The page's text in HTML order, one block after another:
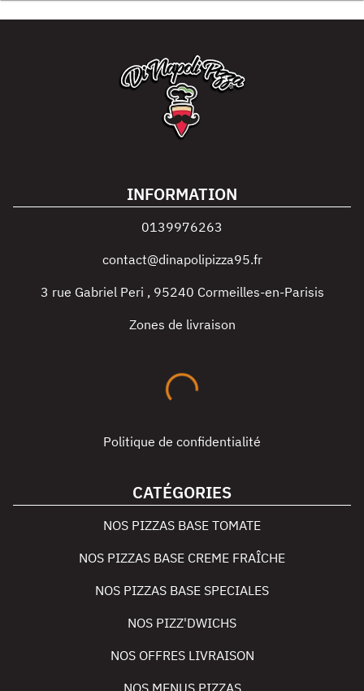
INFORMATION
0139976263
contact@dinapolipizza95.fr
3 rue Gabriel Peri , 95240 Cormeilles-en-Parisis
Zones de livraison
Politique de confidentialité
CATÉGORIES
NOS PIZZAS BASE TOMATE
NOS PIZZAS BASE CREME FRAÎCHE
NOS PIZZAS BASE SPECIALES
NOS PIZZ'DWICHS
NOS OFFRES LIVRAISON
NOS MENUS PIZZAS